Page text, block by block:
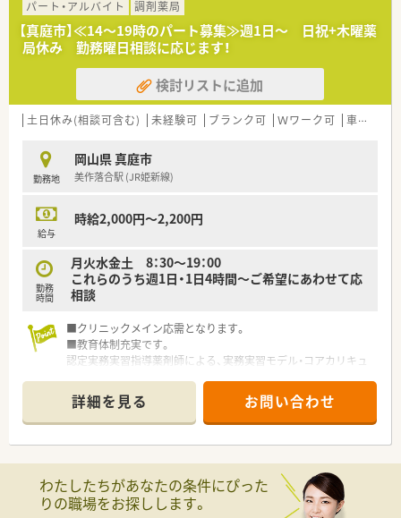
パート・アルバイト
調剤薬局
【真庭市】≪14～19時のパート募集≫週1日～ 日祝+木曜薬
局休み 勤務曜日相談に応じます！
検討リストに追加
土日休み(相談可含む) 未経験可 ブランク可 Ｗワーク可 車通勤可
勤務地
岡山県 真庭市
美作落合駅 (JR姫新線)
給与
時給2,000円～2,200円
勤務
時間
月火水金土 8：30～19：00
これらのうち週1日・1日4時間～ご希望にあわせて応
相談
■クリニックメイン応需となります。
■教育体制充実です。
認定実務実習指導薬剤師による、実務実習モデル・コアカリキュ
■空間を大切に。
アロマテラピーなど、待合室も閑散としたものではなく、温かみ
のある環境を作っています。
詳細を見る お問い合わせ
わたしたちがあなたの条件にぴった
りの職場をお探しします。